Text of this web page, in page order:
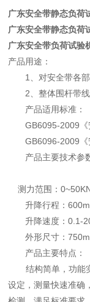
广东安全带静态负荷
广东安全带静态负荷
广东安全带负荷试验
产品用途：
1、对安全带各部
2、整体围杆带线
产品适用标准：
GB6095-2009《
GB6096-2009《
产品主要技术参
测力范围：
升降行程：
升降速度：0.1-
外形尺寸：
产品主要特点：
结构简单，功能实
设定，测量快速准确